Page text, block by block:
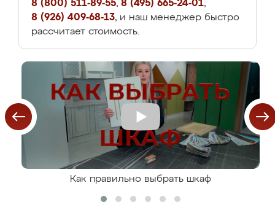
8 (800) 511-89-55, 8 (495) 665-24-01,
8 (926) 409-68-13, и наш менеджер быстро
рассчитает стоимость.
Как правильно выбрать шкаф